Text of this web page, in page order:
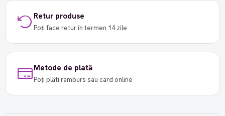
Retur produse
Poți face retur în termen 14 zile
Metode de plată
Poți plăti ramburs sau card online